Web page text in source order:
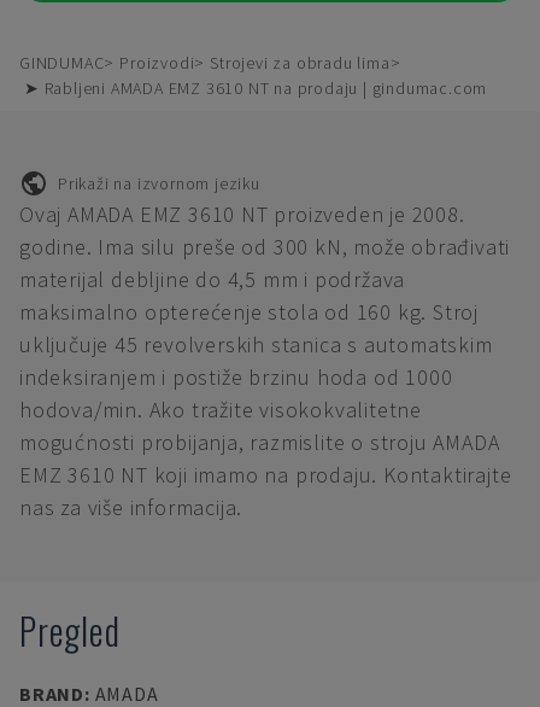
GINDUMAC Proizvodi
Strojevi za obradu lima
➤ Rabljeni AMADA EMZ 3610 NT na prodaju | gindumac.com
Prikaži na izvornom jeziku
Ovaj AMADA EMZ 3610 NT proizveden je 2008.
godine. Ima silu preše od 300 kN, može obrađivati
materijal debljine do 4,5 mm i podržava
maksimalno opterećenje stola od 160 kg. Stroj
uključuje 45 revolverskih stanica s automatskim
indeksiranjem i postiže brzinu hoda od 1000
hodova/min. Ako tražite visokokvalitetne
mogućnosti probijanja, razmislite o stroju AMADA
EMZ 3610 NT koji imamo na prodaju. Kontaktirajte
nas za više informacija.
Pregled
BRAND: AMADA